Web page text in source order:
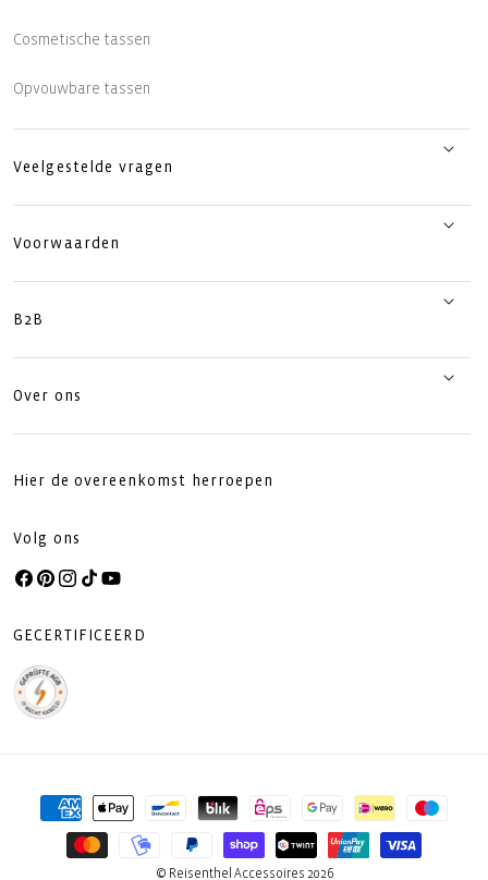
Cosmetische tassen
Opvouwbare tassen
Veelgestelde vragen
Voorwaarden
B2B
Over ons
Hier de overeenkomst herroepen
Volg ons
Facebook
Pinterest
Instagram
TikTokYouTube
GECERTIFICEERD
Betaalmethoden
© Reisenthel Accessoires 2026